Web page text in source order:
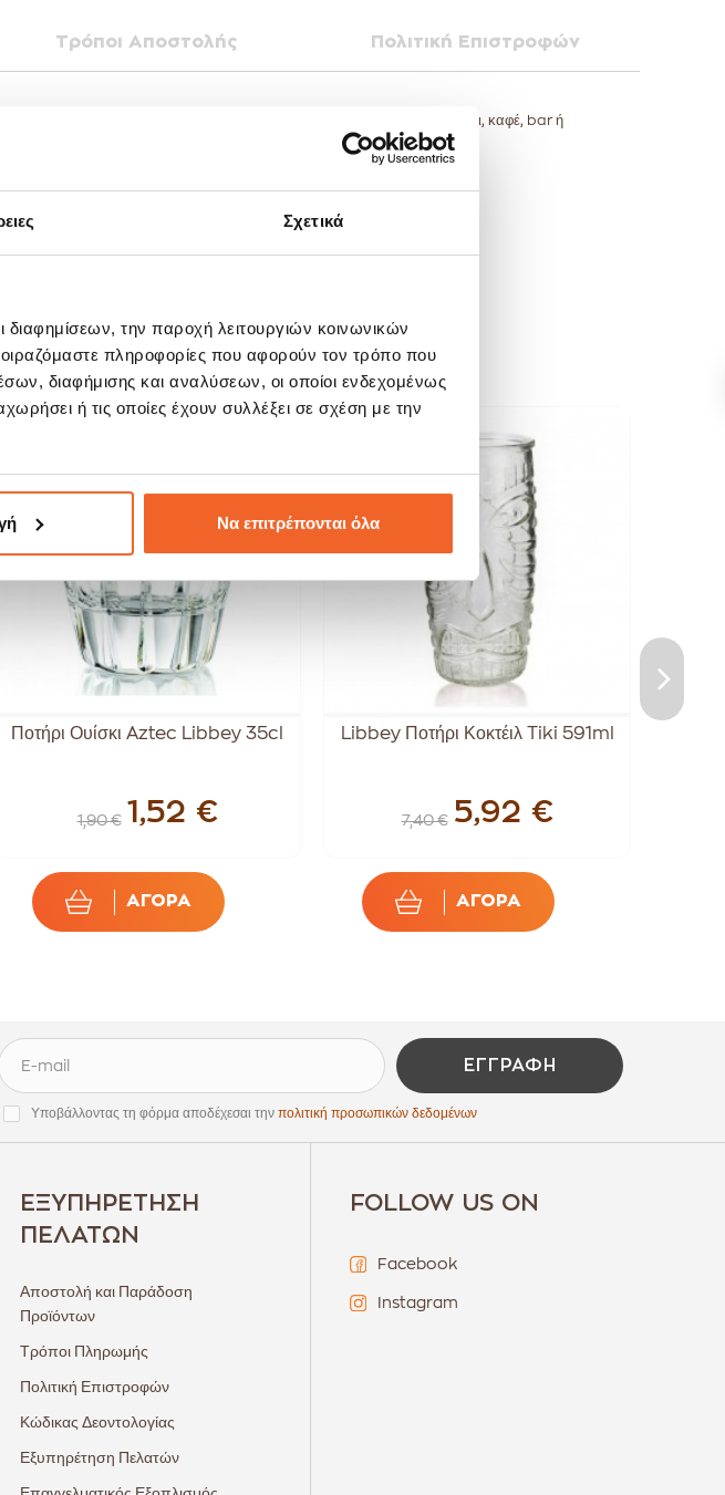
Σχετικά
διαφημίσεων, την παροχή λειτουργιών κοινωνικών
πληροφορίες που αφορούν τον τρόπο που
διαφήμισης και αναλύσεων, οι οποίοι ενδεχομένως
ή τις οποίες έχουν συλλέξει σε σχέση με την
Να επιτρέπονται όλα
Τρόποι Αποστολής Πολιτική Επιστροφών
κράτημα. Η λιτή αισθητική της σειράς Lyon ταιριάζει σε κάθε τραπέζι, καφέ, bar ή
Ποτήρι Ουίσκι Aztec Libbey 35cl
1,90 € 1,52 €
ΑΓΟΡΑ
Libbey Ποτήρι Κοκτέιλ Tiki 591ml
7,40 € 5,92 €
ΑΓΟΡΑ
ΕΓΓΡΑΦΉ
Υποβάλλοντας τη φόρμα αποδέχεσαι την πολιτική προσωπικών δεδομένων
ΕΞΥΠΗΡΈΤΗΣΗ
ΠΕΛΑΤΏΝ
Αποστολή και Παράδοση
Προϊόντων
Τρόποι Πληρωμής
Πολιτική Επιστροφών
Κώδικας Δεοντολογίας
Εξυπηρέτηση Πελατών
FOLLOW US ON
Facebook
Instagram